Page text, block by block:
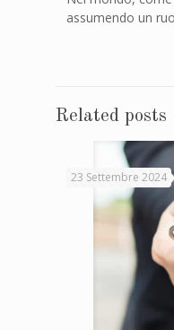
assumendo un
Related posts
23 Settembre 2024